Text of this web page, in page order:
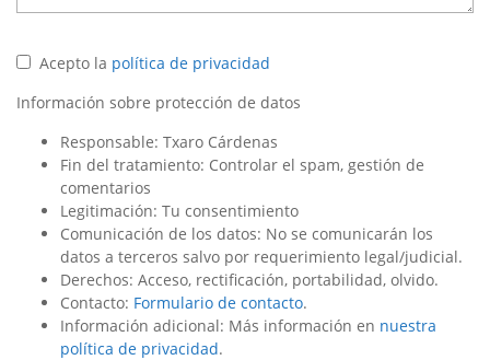
Acepto la política de privacidad
Información sobre protección de datos
Responsable: Txaro Cárdenas
Fin del tratamiento: Controlar el spam, gestión de
comentarios
Legitimación: Tu consentimiento
Comunicación de los datos: No se comunicarán los
datos a terceros salvo por requerimiento legal/judicial.
Derechos: Acceso, rectificación, portabilidad, olvido.
Contacto: Formulario de contacto.
Información adicional: Más información en nuestra
política de privacidad.